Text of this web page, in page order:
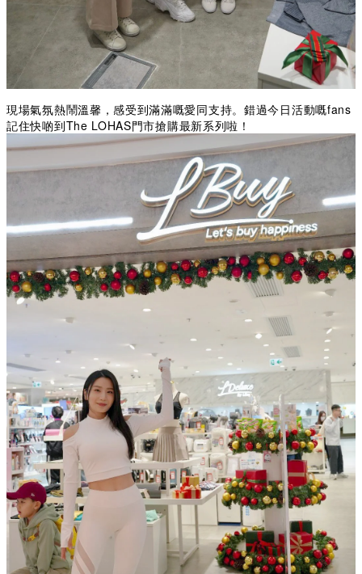
現場氣氛熱鬧溫馨，感受到滿滿嘅愛同支持。錯過今日活動嘅fans
記住快啲到The LOHAS門市搶購最新系列啦！